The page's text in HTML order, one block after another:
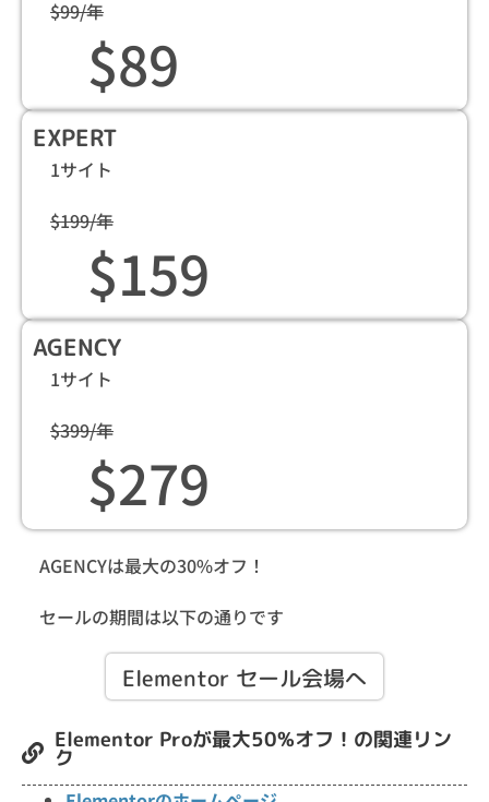
$99/年
$89
EXPERT
1サイト
$199/年
$159
AGENCY
1サイト
$399/年
$279
AGENCYは最大の30%オフ！
セールの期間は以下の通りです
Elementor セール会場へ
Elementor Proが最大50%オフ！の関連リン
ク